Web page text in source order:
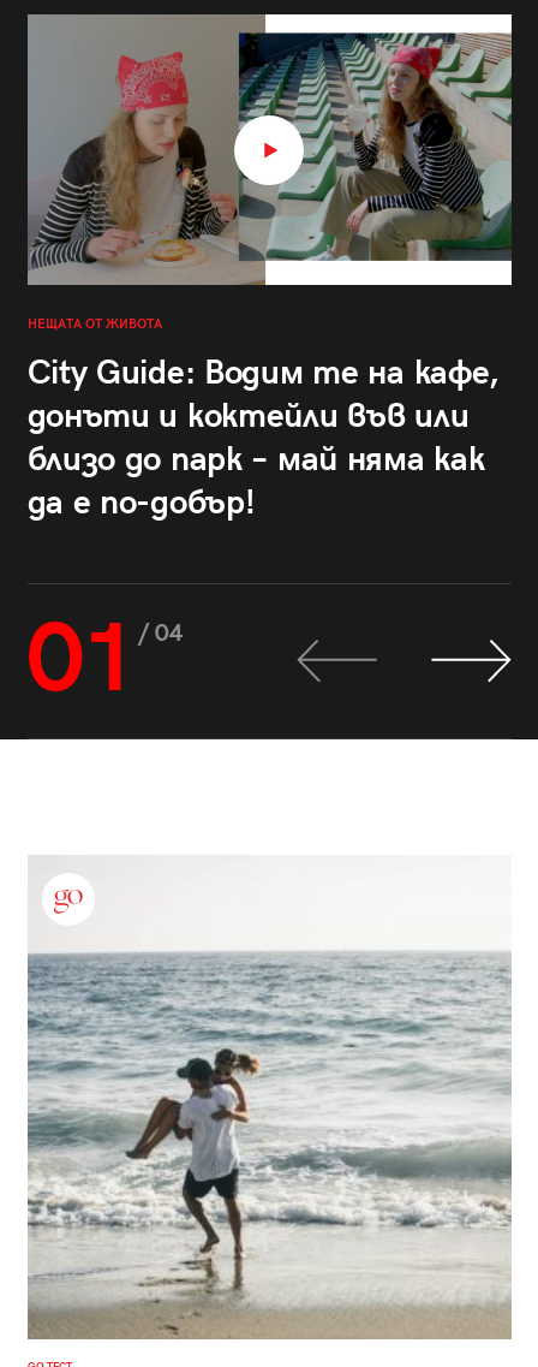
НЕЩАТА ОТ ЖИВОТА
City Guide: Водим те на кафе,
донъти и коктейли във или
близо до парк – май няма как
да е по-добър!
01 / 04